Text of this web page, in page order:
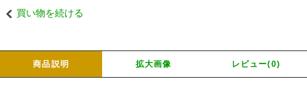
買い物を続ける
商品説明 拡大画像 レビュー(0)